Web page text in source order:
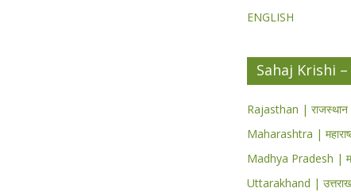
ENGLISH
Sahaj Krishi
Rajasthan | राजस्थान
Maharashtra |
Madhya Pradesh |
Uttarakhand |